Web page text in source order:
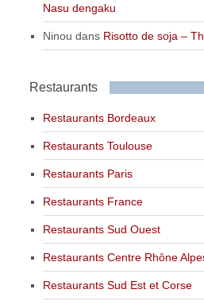
Nasu dengaku
Ninou dans Risotto de soja –
Restaurants
Restaurants Bordeaux
Restaurants Toulouse
Restaurants Paris
Restaurants France
Restaurants Sud Ouest
Restaurants Centre Rhône
Restaurants Sud Est et Corse